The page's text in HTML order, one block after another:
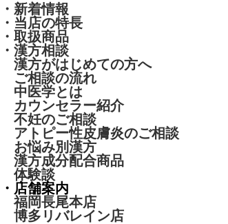
・新着情報
・当店の特長
・取扱商品
・漢方相談
漢方がはじめての方へ
ご相談の流れ
中医学とは
カウンセラー紹介
不妊のご相談
アトピー性皮膚炎のご相談
お悩み別漢方
漢方成分配合商品
体験談
・店舗案内
福岡長尾本店
博多リバレイン店